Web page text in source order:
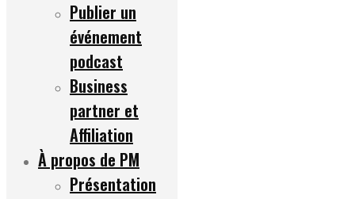
Publier un
événement
podcast
Business
partner et
Affiliation
À propos de PM
Présentation